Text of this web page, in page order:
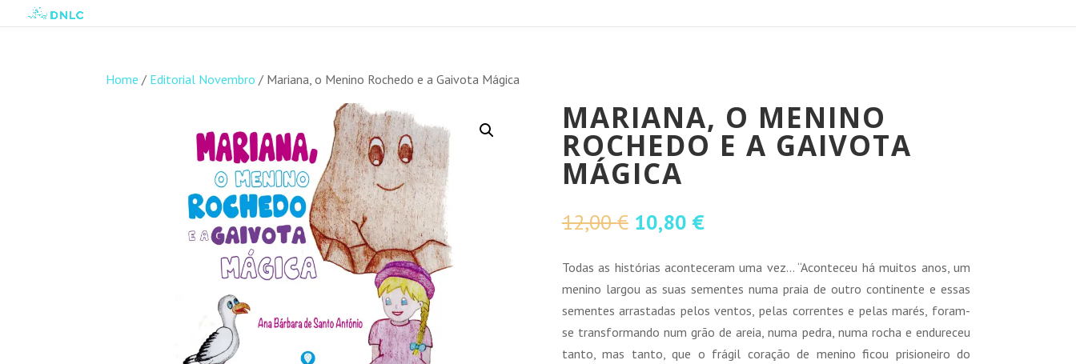
Home / Editorial Novembro / Mariana, o Menino Rochedo e a Gaivota Mágica
MARIANA, O MENINO
ROCHEDO E A GAIVOTA
MÁGICA
12,00€ O
original
era:
12,00 €.
10,80 €O
atual
é:
10,80 €.
Todas as histórias aconteceram uma vez… “Aconteceu há muitos anos, um
menino largou as suas sementes numa praia de outro continente e essas
sementes arrastadas pelos ventos, pelas correntes e pelas marés, foram-
se transformando num grão de areia, numa pedra, numa rocha e endureceu
tanto, mas tanto, que o frágil coração de menino ficou prisioneiro do